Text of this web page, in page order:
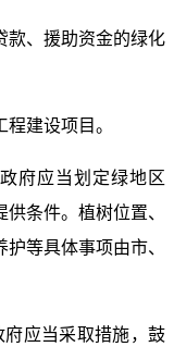
款、援助资金的绿化
建设项目。
府应当划定绿地区
条件。植树位置、
等具体事项由市、
应当采取措施，鼓